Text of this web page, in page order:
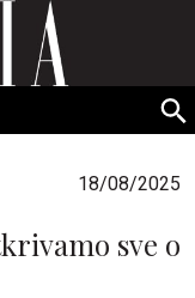
Srbija
18/08/2025
sve o